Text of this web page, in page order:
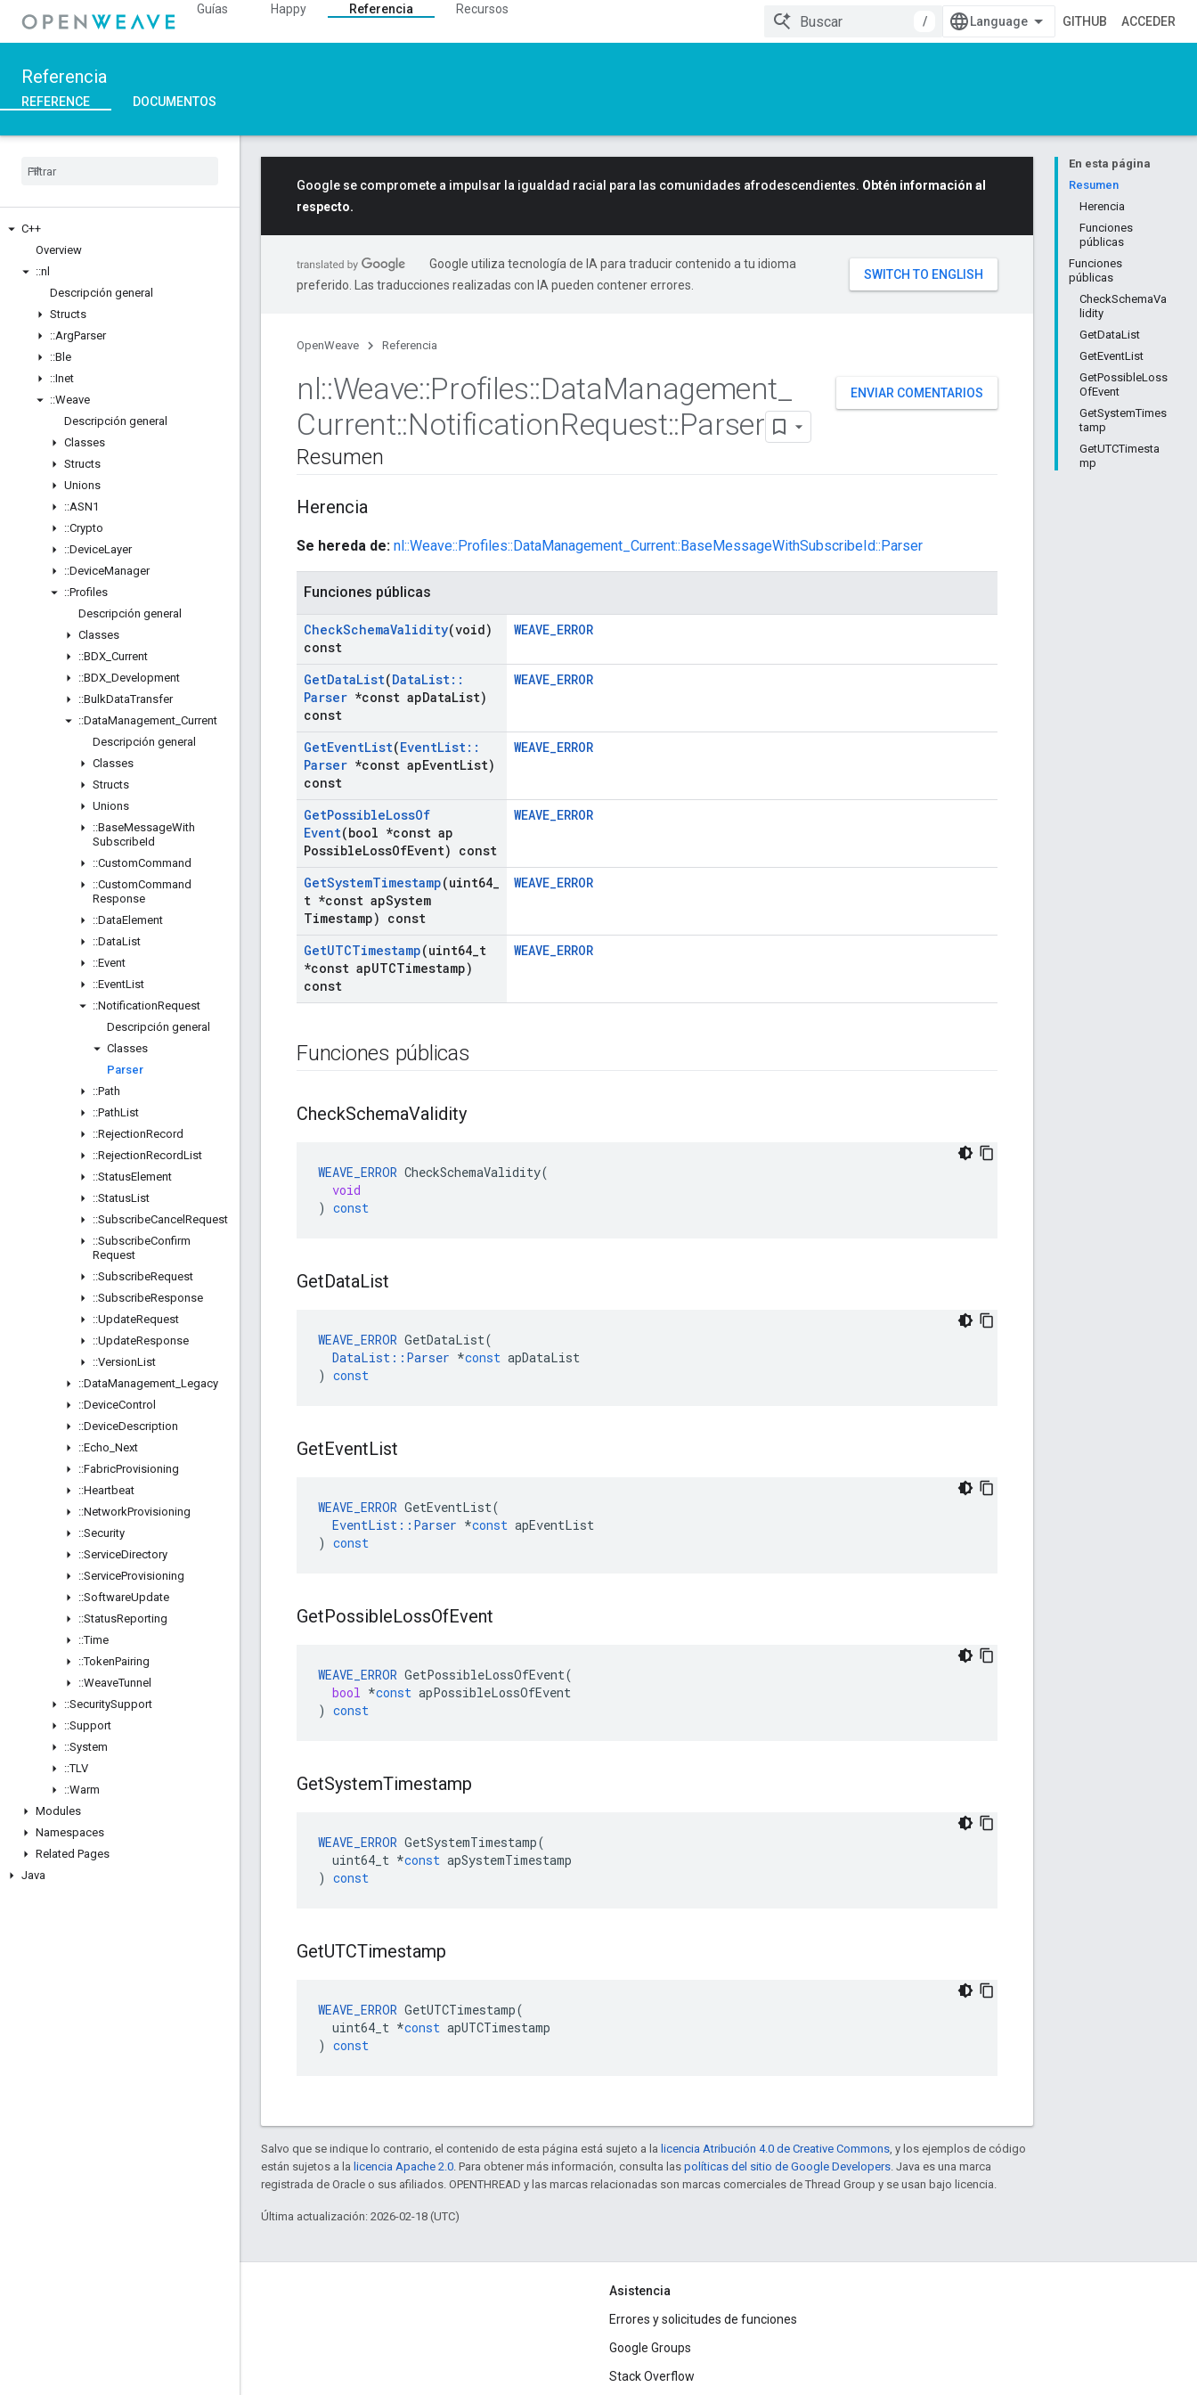
Guías Happy Referencia
Recursos
/
GITHUB ACCEDER
Referencia
REFERENCE DOCUMENTOS
C++
Overview
::nl
Descripción general
Structs
::ArgParser
::Ble
::Inet
::Weave
Descripción general
Classes
Structs
Unions
::ASN1
::Crypto
::DeviceLayer
::DeviceManager
::Profiles
Descripción general
Classes
::BDX Current
::BDX Development
::BulkDataTransfer
::DataManagement Current
Descripción general
Classes
Structs
Unions
::BaseMessageWith
SubscribeId
::CustomCommand
::CustomCommand
Response
::DataElement
::DataList
::Event
::EventList
::NotificationRequest
Descripción general
Classes
Parser
::Path
::PathList
::RejectionRecord
::RejectionRecordList
::StatusElement
::StatusList
::SubscribeCancel Request
::SubscribeConfirm
Request
::SubscribeRequest
::SubscribeResponse
::UpdateRequest
::UpdateResponse
::VersionList
::DataManagement Legacy
::DeviceControl
::DeviceDescription
::Echo Next
::FabricProvisioning
::Heartbeat
::NetworkProvisioning
::Security
::ServiceDirectory
::ServiceProvisioning
::SoftwareUpdate
::StatusReporting
::Time
::TokenPairing
::WeaveTunnel
::SecuritySupport
::Support
::System
::TLV
::Warm
Modules
Namespaces
Related Pages
Java
En esta página
Resumen
Herencia
Funciones
públicas
Funciones
públicas
CheckSchemaVa
lidity
GetDataList
GetEventList
GetPossibleLoss
OfEvent
GetSystemTimes
tamp
GetUTCTimesta
mp
Google se compromete a impulsar la igualdad racial para las comunidades afrodescendientes. Obtén información al
respecto.
Google utiliza tecnología de IA para traducir contenido a tu idioma
preferido. Las traducciones realizadas con IA pueden contener errores.
OpenWeave Referencia
ENVIAR COMENTARIOS
nl::Weave::Profiles::DataManagement
Current::NotificationRequest::Parser
Resumen
Herencia
Se hereda de: nl::Weave::Profiles::DataManagement_Current::BaseMessageWithSubscribeId::Parser
Funciones públicas
CheckSchemaValidity(void)
const
WEAVE_ERROR
GetDataList(DataList::
Parser *const apDataList)
const
WEAVE_ERROR
GetEventList(EventList::
Parser *const apEventList)
const
WEAVE_ERROR
GetPossibleLossOf
Event(bool *const ap
PossibleLossOfEvent) const
WEAVE_ERROR
GetSystemTimestamp(uint64
t *const apSystem
Timestamp) const
WEAVE_ERROR
GetUTCTimestamp(uint64 t
*const apUTCTimestamp)
const
WEAVE_ERROR
Funciones públicas
CheckSchemaValidity
WEAVE_ERROR CheckSchemaValidity(
void
) const
GetDataList
WEAVE_ERROR GetDataList(
DataList :: Parser *const apDataList
) const
GetEventList
WEAVE_ERROR GetEventList(
EventList :: Parser *const apEventList
) const
GetPossibleLossOfEvent
WEAVE_ERROR GetPossibleLossOfEvent(
bool *const apPossibleLossOfEvent
) const
GetSystemTimestamp
WEAVE_ERROR GetSystemTimestamp(
uint64_t *const apSystemTimestamp
) const
GetUTCTimestamp
WEAVE_ERROR GetUTCTimestamp(
uint64_t *const apUTCTimestamp
) const
Salvo que se indique lo contrario, el contenido de esta página está sujeto a la licencia Atribución 4.0 de Creative Commons, y los ejemplos de código
están sujetos a la licencia Apache 2.0. Para obtener más información, consulta las políticas del sitio de Google Developers. Java es una marca
registrada de Oracle o sus afiliados. OPENTHREAD y las marcas relacionadas son marcas comerciales de Thread Group y se usan bajo licencia.
Última actualización: 2026-02-18 (UTC)
Asistencia
Errores y solicitudes de funciones
Google Groups
Stack Overflow